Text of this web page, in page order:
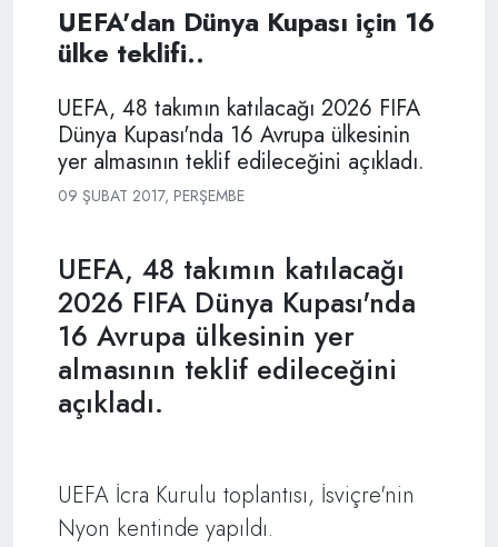
UEFA'dan Dünya Kupası için 16
ülke teklifi..
UEFA, 48 takımın katılacağı 2026 FIFA
Dünya Kupası'nda 16 Avrupa ülkesinin
yer almasının teklif edileceğini açıkladı.
09 ŞUBAT 2017, PERŞEMBE
UEFA, 48 takımın katılacağı
2026 FIFA Dünya Kupası'nda
16 Avrupa ülkesinin yer
almasının teklif edileceğini
açıkladı.
UEFA İcra Kurulu toplantısı, İsviçre'nin
Nyon kentinde yapıldı.